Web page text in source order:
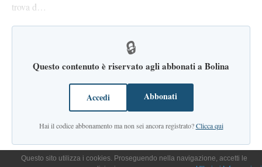
trova d…
🔒
Questo contenuto è riservato agli abbonati a Bolina
Accedi Abbonati
Hai il codice abbonamento ma non sei ancora registrato?Clicca qui
Questo sito utilizza i cookies. Proseguendo nella navigazione, accetti le